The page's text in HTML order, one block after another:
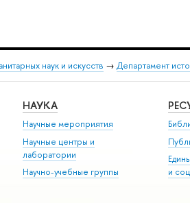
наук и искусств → Департамент
НАУКА
Научные мероприятия
Научные центры и
лаборатории
Научно-учебные группы
и